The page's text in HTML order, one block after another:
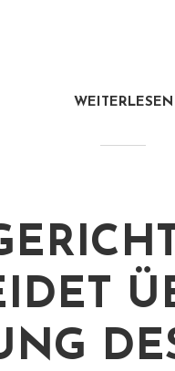
WEITERLESEN